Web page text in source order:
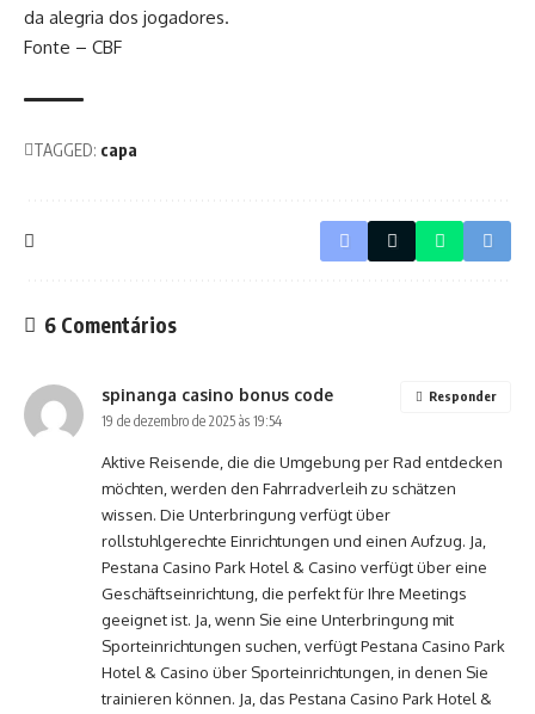
da alegria dos jogadores.
Fonte – CBF
TAGGED: capa
6 Comentários
spinanga casino bonus code
19 de dezembro de 2025 às 19:54
Aktive Reisende, die die Umgebung per Rad entdecken
möchten, werden den Fahrradverleih zu schätzen
wissen. Die Unterbringung verfügt über
rollstuhlgerechte Einrichtungen und einen Aufzug. Ja,
Pestana Casino Park Hotel & Casino verfügt über eine
Geschäftseinrichtung, die perfekt für Ihre Meetings
geeignet ist. Ja, wenn Sie eine Unterbringung mit
Sporteinrichtungen suchen, verfügt Pestana Casino Park
Hotel & Casino über Sporteinrichtungen, in denen Sie
trainieren können. Ja, das Pestana Casino Park Hotel &
Responder